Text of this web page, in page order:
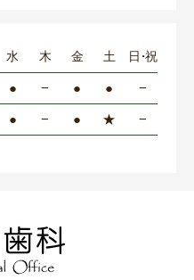
水 木 金 土 日・祝
● − ● ● −
● − ● ★ −